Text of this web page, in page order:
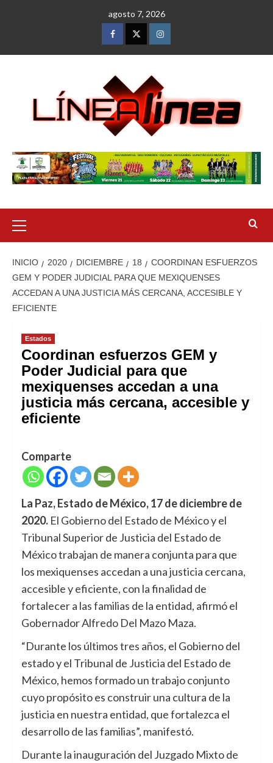
agosto 7, 2026
FacebookTwitterInstagram
primario
INICIO 2020 DICIEMBRE 18
COORDINAN ESFUERZOS
GEM Y PODER JUDICIAL PARA QUE MEXIQUENSES
ACCEDAN A UNA JUSTICIA MÁS CERCANA, ACCESIBLE Y
EFICIENTE
Estados
Coordinan esfuerzos GEM y
Poder Judicial para que
mexiquenses accedan a una
justicia más cercana, accesible y
eficiente
Comparte
La Paz, Estado de México, 17 de diciembre de
2020. El Gobierno del Estado de México y el
Tribunal Superior de Justicia del Estado de
México trabajan de manera conjunta para que
los mexiquenses accedan a una justicia cercana,
accesible y eficiente, con la finalidad de
fortalecer a las familias de la entidad, afirmó el
Gobernador Alfredo Del Mazo Maza.
“Durante los últimos tres años, el Gobierno del
estado y el Tribunal de Justicia del Estado de
México, hemos formado un trabajo conjunto
cuyo propósito es construir una cultura de la
justicia en nuestra entidad, que fortalezca el
desarrollo de las familias”, manifestó.
Durante la inauguración del Juzgado Mixto de